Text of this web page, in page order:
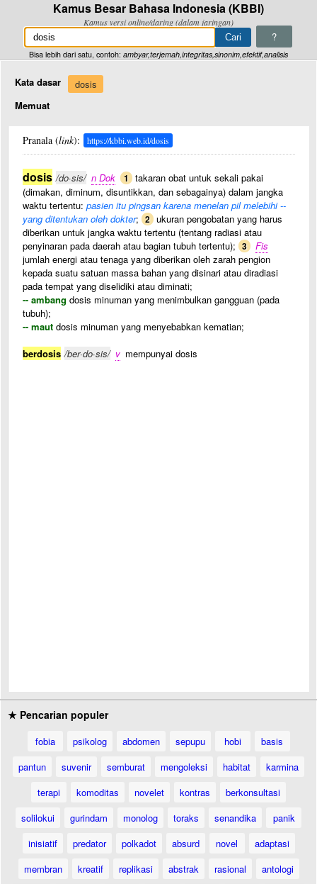
Kamus Besar Bahasa Indonesia (KBBI)
Kamus versi online/daring (dalam jaringan)
?
Bisa lebih dari satu, contoh: ambyar,terjemah,integritas,sinonim,efektif,analisis
Kata dasar
dosis
Memuat
Pranala (link): https://kbbi.web.id/dosis
dosis /do·sis/ n Dok 1 takaran obat untuk sekali pakai
(dimakan, diminum, disuntikkan, dan sebagainya) dalam jangka
waktu tertentu: pasien itu pingsan karena menelan pil melebihi --
yang ditentukan oleh dokter; 2 ukuran pengobatan yang harus
diberikan untuk jangka waktu tertentu (tentang radiasi atau
penyinaran pada daerah atau bagian tubuh tertentu); 3
Fis
jumlah energi atau tenaga yang diberikan oleh zarah pengion
kepada suatu satuan massa bahan yang disinari atau diradiasi
pada tempat yang diselidiki atau diminati;
-- ambang dosis minuman yang menimbulkan gangguan (pada
tubuh);
-- maut dosis minuman yang menyebabkan kematian;
berdosis /ber·do·sis/ v mempunyai dosis
★ Pencarian populer
fobia psikolog abdomen sepupu hobi
basis
pantun
suvenir semburat mengoleksi habitat
karmina
terapi
komoditas novelet kontras
berkonsultasi
solilokui
gurindam monolog toraks senandika
panik
inisiatif
predator polkadot absurd novel
adaptasi
membran
kreatif replikasi abstrak rasional
antologi